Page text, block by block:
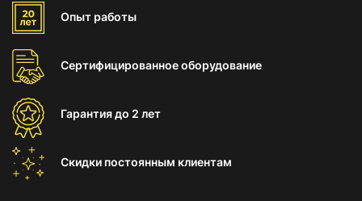
Опыт работы
Сертифицированноеоборудование
Гарантиядо 2 лет
Скидки постоянным клиентам